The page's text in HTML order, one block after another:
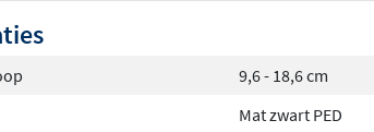
9,6 - 18,6 cm
Mat zwart PED